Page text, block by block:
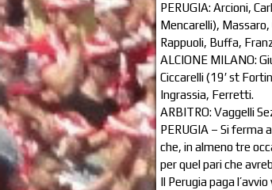
PERUGIA: Arcioni,
Mencarelli), Massaro,
Rappuoli, Buffa,
ALCIONE MILANO:
Ciccarelli (19′ st
Ingrassia, Ferretti.
ARBITRO: Vaggelli
PERUGIA – Si ferma
che, in almeno tre
per quel pari che
Il Perugia paga